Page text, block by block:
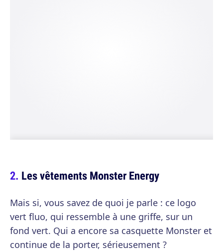
Les vêtements Monster Energy
Mais si, vous savez de quoi je parle : ce logo
vert fluo, qui ressemble à une griffe, sur un
fond vert. Qui a encore sa casquette Monster et
continue de la porter, sérieusement ?